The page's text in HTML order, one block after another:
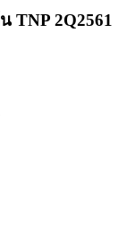
TNP 2Q2561